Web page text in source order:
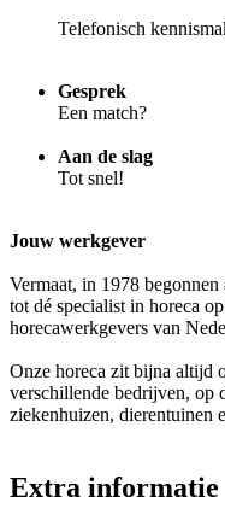
Telefonisch
Gesprek
Een match?
Aan de slag
Tot snel!
Jouw werkgever
Vermaat, in 1978
tot dé specialist in horeca
horecawerkgevers van
Onze horeca zit bijna altijd
verschillende bedrijven, op
ziekenhuizen, dierentuinen
Extra informatie